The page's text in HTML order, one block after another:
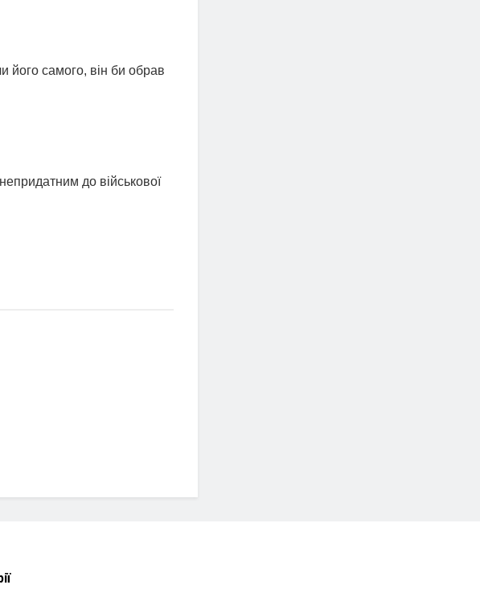
його самого, він би обрав
до військової